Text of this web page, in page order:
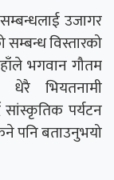
उजागर
सम्बन्ध विस्तारको
भगवान गौतम
धेरै भियतनामी
पर्यटन
पनि बताउनुभयो